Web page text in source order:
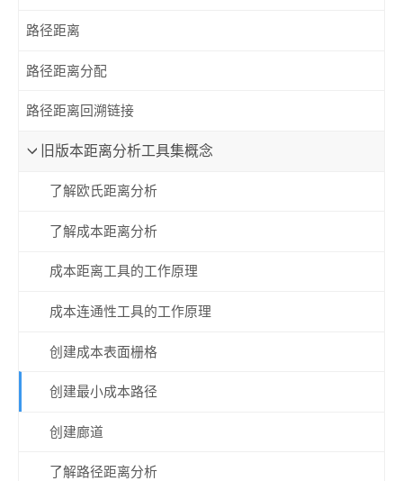
路径距离
路径距离分配
路径距离回溯链接
旧版本距离分析工具集概念
了解欧氏距离分析
了解成本距离分析
成本距离工具的工作原理
成本连通性工具的工作原理
创建成本表面栅格
创建最小成本路径
创建廊道
了解路径距离分析